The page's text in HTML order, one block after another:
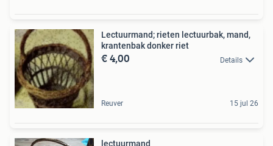
Lectuurmand; rieten lectuurbak, mand,
krantenbak donker riet
€ 4,00 Details
Reuver 15 jul 26
lectuurmand